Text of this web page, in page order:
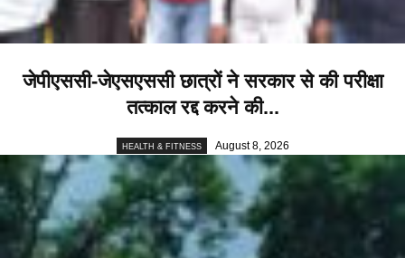
जेपीएससी-जेएसएससी छात्रों ने सरकार से की परीक्षा
तत्काल रद्द करने की...
HEALTH & FITNESS August 8, 2026